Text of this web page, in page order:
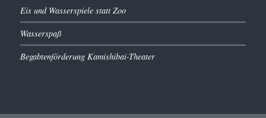
Eis und Wasserspiele statt Zoo
Wasserspaß
Begabtenförderung Kamishibai-Theater